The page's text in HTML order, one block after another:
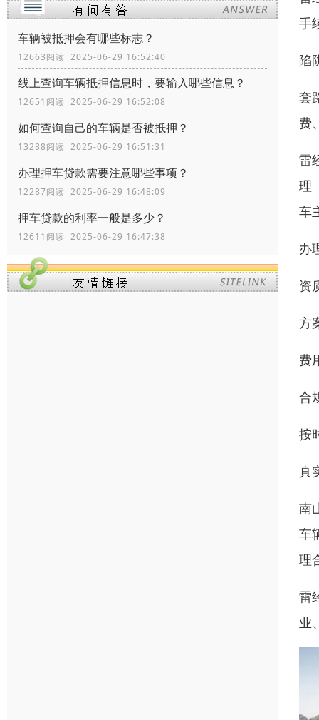
车辆被抵押会有哪些标志？
12663阅读 2025-06-29 16:52:40
线上查询车辆抵押信息时，要输入哪些信息？
12651阅读 2025-06-29 16:52:08
如何查询自己的车辆是否被抵押？
13288阅读 2025-06-29 16:51:31
办理押车贷款需要注意哪些事项？
12287阅读 2025-06-29 16:48:09
押车贷款的利率一般是多少？
12611阅读 2025-06-29 16:47:38
手
陷
套
费
雷
理
车
办
资
方
费
合
按
真
南
车
理
雷
业